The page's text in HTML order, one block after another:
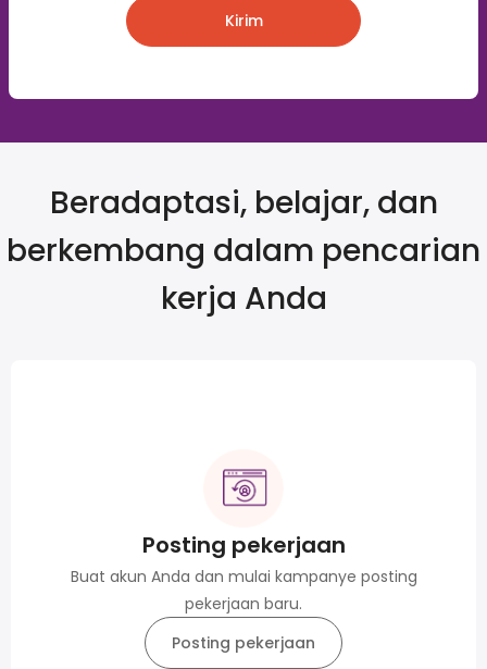
Kirim
Beradaptasi, belajar, dan
berkembang dalam pencarian
kerja Anda
Posting pekerjaan
Buat akun Anda dan mulai kampanye posting
pekerjaan baru.
Posting pekerjaan